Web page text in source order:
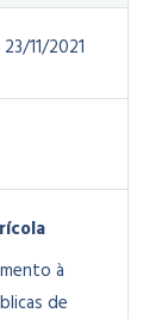
23/11/2021
à
de